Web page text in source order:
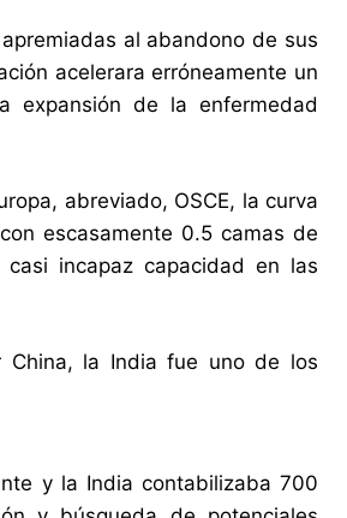
al abandono de sus
acelerara erróneamente un
expansión de la enfermedad
abreviado, OSCE, la curva
escasamente 0.5 camas de
incapaz capacidad en las
China, la India fue uno de los
y la India contabilizaba 700